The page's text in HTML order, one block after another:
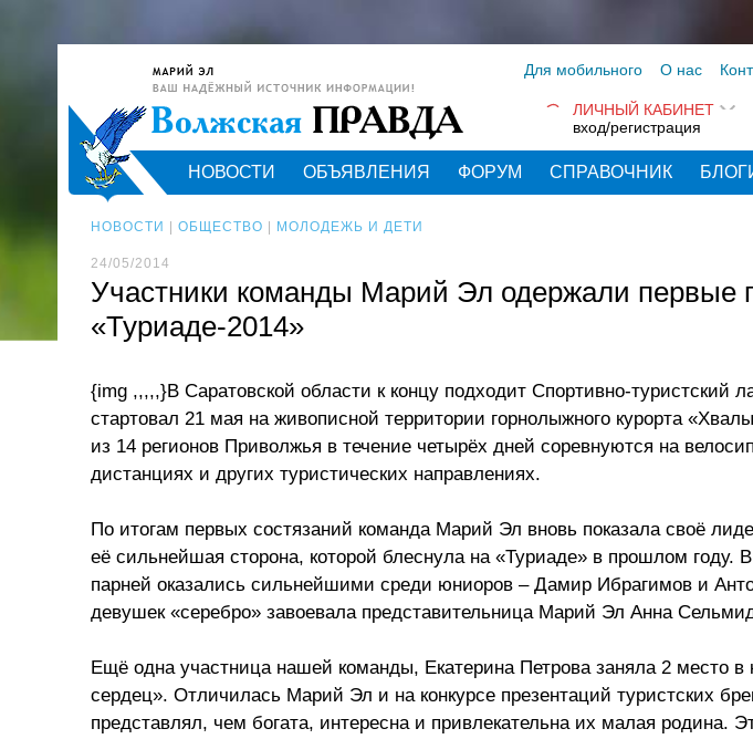
Для мобильного О нас
ЛИЧНЫЙ КАБИНЕТ
вход/регистрация
НОВОСТИ ОБЪЯВЛЕНИЯ ФОРУМ СПРАВОЧНИК
НОВОСТИ ОБЩЕСТВО МОЛОДЕЖЬ И ДЕТИ
24/05/2014
Участники команды Марий Эл одержали первые
«Туриаде-2014»
{img ,,,,,}В Саратовской области к концу подходит Спортивно-туристский
стартовал 21 мая на живописной территории горнолыжного курорта
из 14 регионов Приволжья в течение четырёх дней соревнуются на
дистанциях и других туристических направлениях.
По итогам первых состязаний команда Марий Эл вновь показала своё
её сильнейшая сторона, которой блеснула на «Туриаде» в прошлом году.
парней оказались сильнейшими среди юниоров – Дамир Ибрагимов и
девушек «серебро» завоевала представительница Марий Эл Анна
Ещё одна участница нашей команды, Екатерина Петрова заняла 2 место в
сердец». Отличилась Марий Эл и на конкурсе презентаций туристских
представлял, чем богата, интересна и привлекательна их малая родина.